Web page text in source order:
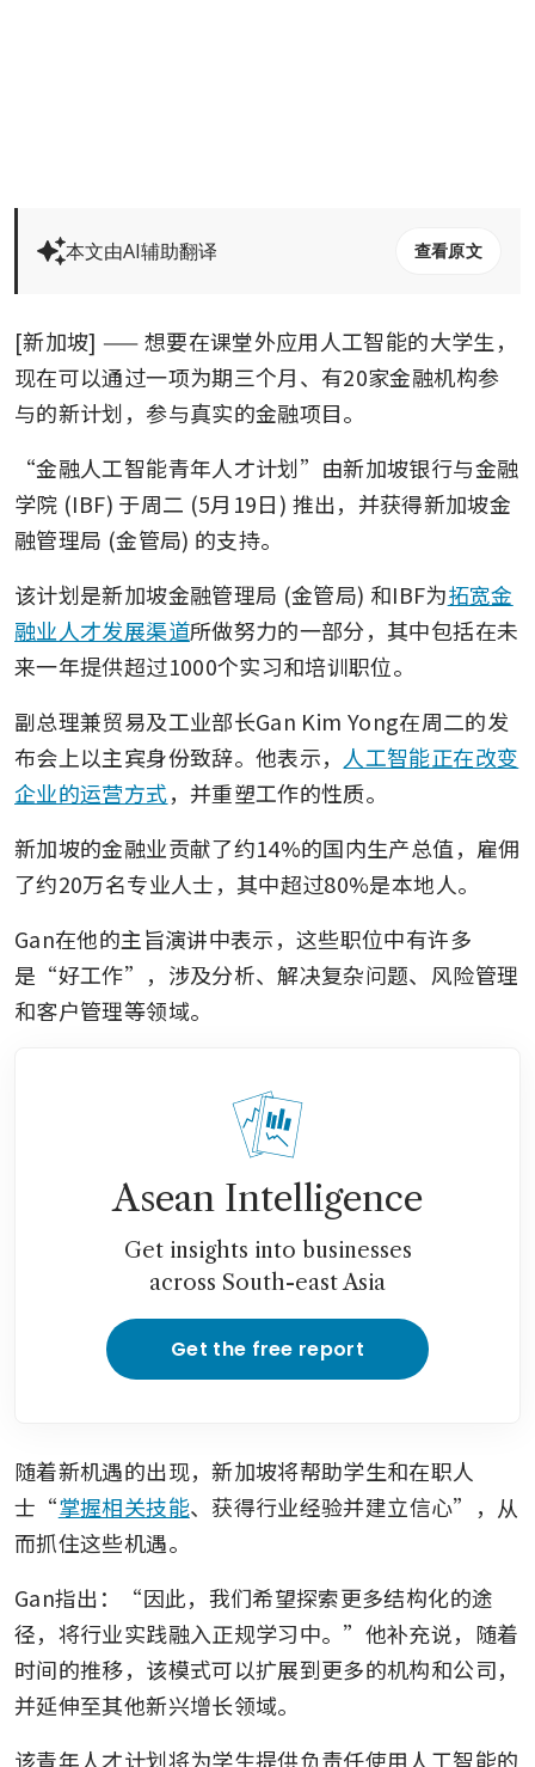
本文由AI辅助翻译 查看原文
[新加坡] —— 想要在课堂外应用人工智能的大学生，
现在可以通过一项为期三个月、有20家金融机构参
与的新计划，参与真实的金融项目。
“金融人工智能青年人才计划”由新加坡银行与金融
学院 (IBF) 于周二 (5月19日) 推出，并获得新加坡金
融管理局 (金管局) 的支持。
该计划是新加坡金融管理局 (金管局) 和IBF为拓宽金
融业人才发展渠道所做努力的一部分，其中包括在未
来一年提供超过1000个实习和培训职位。
副总理兼贸易及工业部长Gan Kim Yong在周二的发
布会上以主宾身份致辞。他表示， 人工智能正在改变
企业的运营方式，并重塑工作的性质。
新加坡的金融业贡献了约14%的国内生产总值，雇佣
了约20万名专业人士，其中超过80%是本地人。
Gan在他的主旨演讲中表示，这些职位中有许多
是“好工作”，涉及分析、解决复杂问题、风险管理
和客户管理等领域。
Asean Intelligence
Get insights into businesses
across South-east Asia
Get the free report
随着新机遇的出现，新加坡将帮助学生和在职人
士“掌握相关技能、获得行业经验并建立信心”，从
而抓住这些机遇。
Gan指出：“因此，我们希望探索更多结构化的途
径，将行业实践融入正规学习中。”他补充说，随着
时间的推移，该模式可以扩展到更多的机构和公司，
并延伸至其他新兴增长领域。
该青年人才计划将为学生提供负责任使用人工智能的